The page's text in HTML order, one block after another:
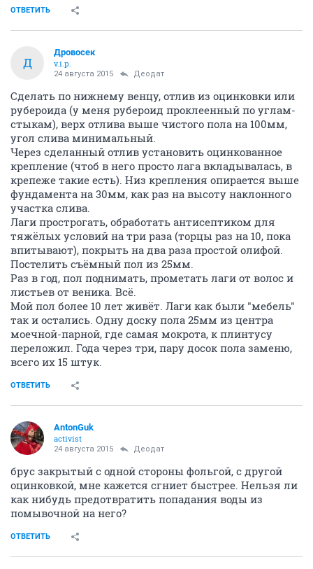
ОТВЕТИТЬ
Д
Дровосек
v.i.p.
24 августа 2015 Деодат
Сделать по нижнему венцу, отлив из оцинковки или
рубероида (у меня рубероид проклеенный по углам-
стыкам), верх отлива выше чистого пола на 100мм,
угол слива минимальный.
Через сделанный отлив установить оцинкованное
крепление (чтоб в него просто лага вкладывалась, в
крепеже такие есть). Низ крепления опирается выше
фундамента на 30мм, как раз на высоту наклонного
участка слива.
Лаги прострогать, обработать антисептиком для
тяжёлых условий на три раза (торцы раз на 10, пока
впитывают), покрыть на два раза простой олифой.
Постелить съёмный пол из 25мм.
Раз в год, пол поднимать, прометать лаги от волос и
листьев от веника. Всё.
Мой пол более 10 лет живёт. Лаги как были "мебель"
так и остались. Одну доску пола 25мм из центра
моечной-парной, где самая мокрота, к плинтусу
переложил. Года через три, пару досок пола заменю,
всего их 15 штук.
ОТВЕТИТЬ
AntonGuk
activist
24 августа 2015 Деодат
брус закрытый с одной стороны фольгой, с другой
оцинковкой, мне кажется сгниет быстрее. Нельзя ли
как нибудь предотвратить попадания воды из
помывочной на него?
ОТВЕТИТЬ